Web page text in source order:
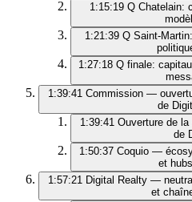
1:15:19 Q Chatelain:
1:21:39 Q
1:27:18 Q finale:
1:39:41 Commission —
de
1:39:41 Ouverture de
de
1:50:37 Coquio —
et
1:57:21 Digital Realty —
et